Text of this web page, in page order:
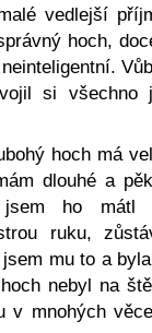
vedlejší
hoch,
si všechno
hoch má
dlouhé a
ho mátl
ruku,
mu to a
nebyl na
v mnohých